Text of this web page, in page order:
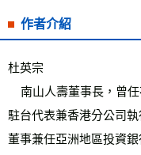
作者介紹
杜英宗
駐台代表兼香港分公司
董事兼任亞洲地區投資